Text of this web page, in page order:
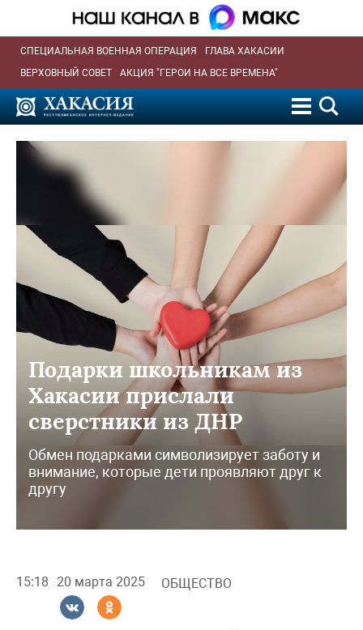
СПЕЦИАЛЬНАЯ ВОЕННАЯ ОПЕРАЦИЯ
ГЛАВА ХАКАСИИ
ВЕРХОВНЫЙ СОВЕТ
АКЦИЯ "ГЕРОИ НА ВСЕ ВРЕМЕНА"
Подарки школьникам из
Хакасии прислали
сверстники из ДНР
Обмен подарками символизирует заботу и
внимание, которые дети проявляют друг к
другу
15:18 20 марта 2025 ОБЩЕСТВО